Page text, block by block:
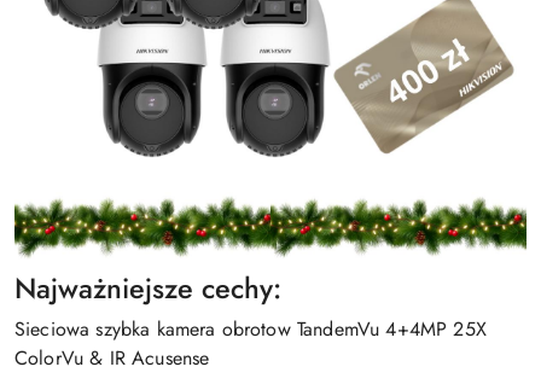
Najważniejsze cechy:
Sieciowa szybka kamera obrotow TandemVu 4+4MP 25X
ColorVu & IR Acusense